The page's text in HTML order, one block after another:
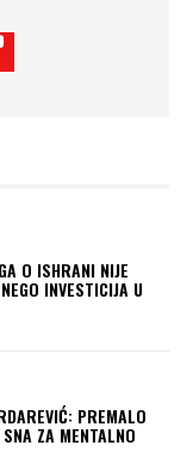
O ISHRANI NIJE
INVESTICIJA U
PREMALO
ZA MENTALNO